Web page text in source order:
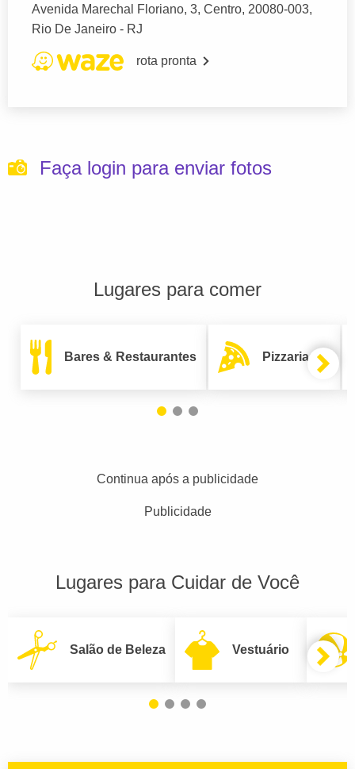
Avenida Marechal Floriano, 3, Centro, 20080-003,
Rio De Janeiro - RJ
rota pronta
Faça login para enviar fotos
Lugares para comer
Bares & Restaurantes Pizzarias
Continua após a publicidade
Publicidade
Lugares para Cuidar de Você
Salão de Beleza Vestuário